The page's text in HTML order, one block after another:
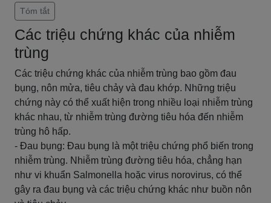
Tóm tắt
Các triệu chứng khác của nhiễm
trùng
Các triệu chứng khác của nhiễm trùng bao gồm đau
bụng, nôn mửa, tiêu chảy và đau khớp. Những triệu
chứng này có thể xuất hiện trong nhiều loại nhiễm trùng
khác nhau, từ nhiễm trùng đường tiêu hóa đến nhiễm
trùng hô hấp.
- Đau bụng: Đau bụng là một triệu chứng phổ biến trong
nhiễm trùng. Nhiễm trùng đường tiêu hóa, chẳng hạn
như vi khuẩn Salmonella hoặc virus norovirus, có thể
gây ra đau bụng và các triệu chứng khác như buồn nôn